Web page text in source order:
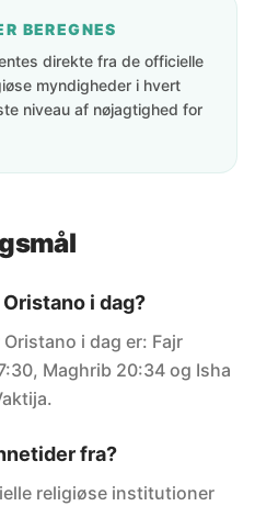
BEREGNES
direkte fra de officielle
myndigheder i hvert
niveau af nøjagtighed for
i dag?
i dag er: Fajr
Maghrib 20:34 og Isha
fra?
religiøse institutioner